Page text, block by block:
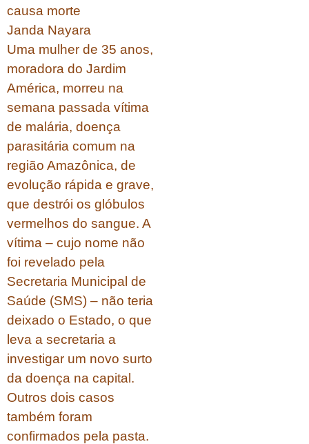
causa morte
Janda Nayara
Uma mulher de 35 anos,
moradora do Jardim
América, morreu na
semana passada vítima
de malária, doença
parasitária comum na
região Amazônica, de
evolução rápida e grave,
que destrói os glóbulos
vermelhos do sangue. A
vítima – cujo nome não
foi revelado pela
Secretaria Municipal de
Saúde (SMS) – não teria
deixado o Estado, o que
leva a secretaria a
investigar um novo surto
da doença na capital.
Outros dois casos
também foram
confirmados pela pasta.